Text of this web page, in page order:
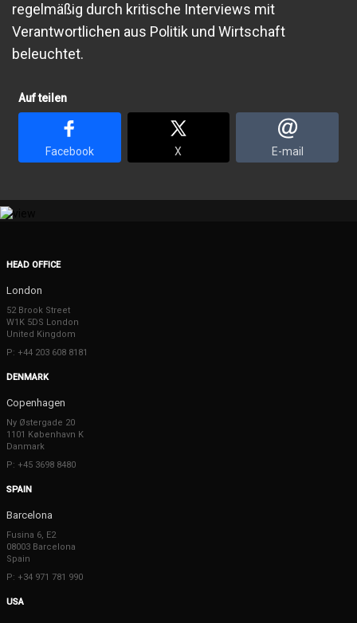
regelmäßig durch kritische Interviews mit
Verantwortlichen aus Politik und Wirtschaft
beleuchtet.
Auf teilen
Facebook X E-mail
HEAD OFFICE
London
52 Brook Street
W1K 5DS London
United Kingdom
P: +44 203 608 8181
DENMARK
Copenhagen
Ny Østergade 20
1101 København K
Danmark
P: +45 3698 8480
SPAIN
Barcelona
Fusina 6, E2
08003 Barcelona
Spain
P: +34 971 781 990
USA